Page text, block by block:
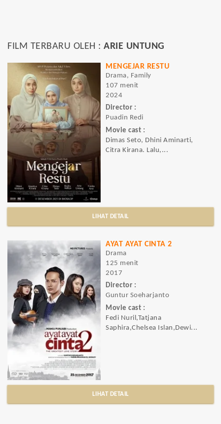
FILM TERBARU OLEH : ARIE UNTUNG
MENGEJAR RESTU
Drama, Family
107 menit
2024
Director :
Puadin Redi
Movie cast :
Dimas Seto, Dhini Aminarti,
Citra Kirana. Lalu,...
LIHAT DETAIL
AYAT AYAT CINTA 2
Drama
125 menit
2017
Director :
Guntur Soeharjanto
Movie cast :
Fedi Nuril,Tatjana
Saphira,Chelsea Islan,Dewi...
LIHAT DETAIL